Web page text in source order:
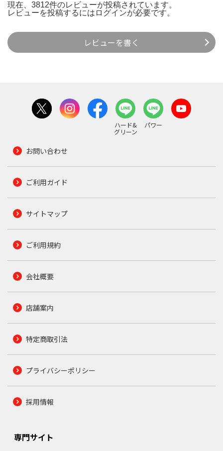
現在、3812件のレビューが投稿されています。
レビューを投稿するには ログインが必要です。
レビューを書く
ハード&
グリーン
パワー
お問い合わせ
ご利用ガイド
サイトマップ
ご利用規約
会社概要
店舗案内
特定商取引法
プライバシーポリシー
採用情報
専門サイト